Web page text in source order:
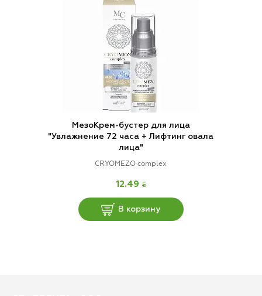
МезоКрем-бустер для лица
"Увлажнение 72 часа + Лифтинг овала
лица"
CRYOMEZO complex
12.49 BYN
В корзину